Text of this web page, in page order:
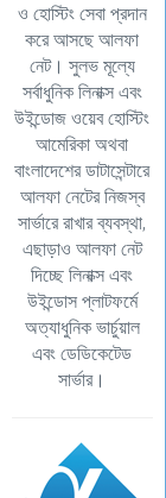
ও হোস্টিং সেবা প্রদান
করে আসছে আলফা
নেট। সুলভ মূল্যে
সর্বাধুনিক লিনাক্স এবং
উইন্ডোজ ওয়েব হোস্টিং
আমেরিকা অথবা
বাংলাদেশের ডাটাসেন্টারে
আলফা নেটের নিজস্ব
সার্ভারে রাখার ব্যবস্থা,
এছাড়াও আলফা নেট
দিচ্ছে লিনাক্স এবং
উইন্ডোস প্লাটফর্মে
অত্যাধুনিক ভার্চুয়াল
এবং ডেডিকেটেড
সার্ভার।